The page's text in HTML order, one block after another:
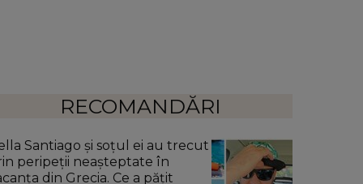
RECOMANDĂRI
Santiago și soțul ei au trecut
peripeții neașteptate în
din Grecia. Ce a pățit